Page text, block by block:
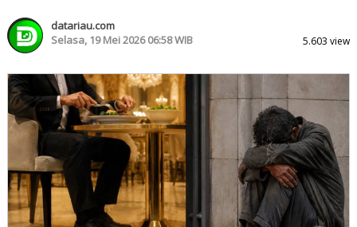
datariau.com
Selasa, 19 Mei 2026 06:58 WIB
5.603 view